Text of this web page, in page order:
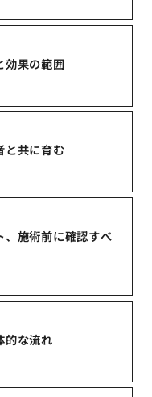
効果の範囲
と共に育む
、施術前に確認すべ
的な流れ